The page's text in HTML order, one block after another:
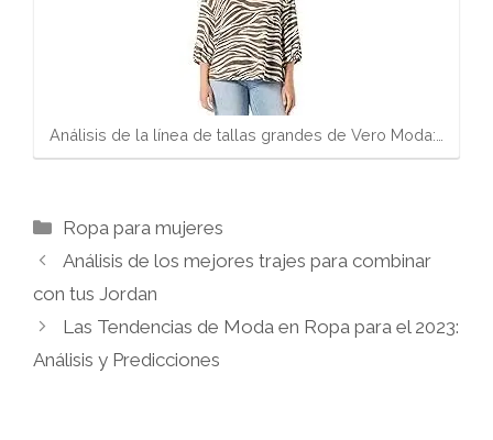
Análisis de la línea de tallas grandes de Vero Moda:…
Categorías
Ropa para mujeres
Análisis de los mejores trajes para combinar
con tus Jordan
Las Tendencias de Moda en Ropa para el 2023:
Análisis y Predicciones